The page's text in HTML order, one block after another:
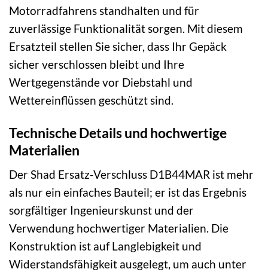
Motorradfahrens standhalten und für
zuverlässige Funktionalität sorgen. Mit diesem
Ersatzteil stellen Sie sicher, dass Ihr Gepäck
sicher verschlossen bleibt und Ihre
Wertgegenstände vor Diebstahl und
Wettereinflüssen geschützt sind.
Technische Details und hochwertige
Materialien
Der Shad Ersatz-Verschluss D1B44MAR ist mehr
als nur ein einfaches Bauteil; er ist das Ergebnis
sorgfältiger Ingenieurskunst und der
Verwendung hochwertiger Materialien. Die
Konstruktion ist auf Langlebigkeit und
Widerstandsfähigkeit ausgelegt, um auch unter